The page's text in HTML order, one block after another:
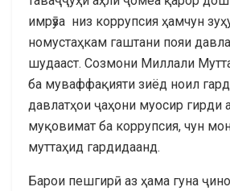
имрӯза низ коррупсия ҳамчун
номустаҳкам гаштани пояи
шудааст. Созмони Миллали
ба муваффақияти зиёд ноил
давлатҳои ҷаҳони муосир гирди
муқовимат ба коррупсия, чун
муттаҳид гардидаанд.
Барои пешгирӣ аз ҳама гуна